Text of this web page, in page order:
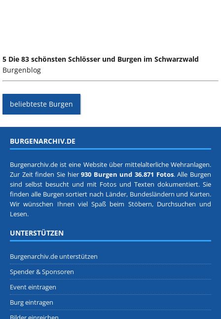
5 Die 83 schönsten Schlösser und Burgen im Schwarzwald
Burgenblog
beliebteste Burgen
BURGENARCHIV.DE
Burgenarchiv.de ist eine Website über mittelalterliche Wehranlagen.
Zur Zeit finden Sie hier930 Burgen und 36.871 Fotos. Alle Burgen
sind selbst besucht und mit Fotos und Texten dokumentiert. Sie
finden alle Burgen sortiert nach Länder, Bundesländern und Karten.
Wir wünschen Ihnen viel Spaß beim Stöbern, Durchsuchen und
Lesen.
UNTERSTÜTZEN
Burgenarchiv.de unterstützen
Spender & Sponsoren
Event eintragen
Burg eintragen